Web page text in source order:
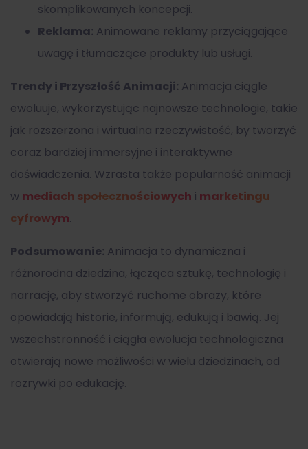
skomplikowanych koncepcji.
Reklama: Animowane reklamy przyciągające
uwagę i tłumaczące produkty lub usługi.
Trendy i Przyszłość Animacji: Animacja ciągle
ewoluuje, wykorzystując najnowsze technologie, takie
jak rozszerzona i wirtualna rzeczywistość, by tworzyć
coraz bardziej immersyjne i interaktywne
doświadczenia. Wzrasta także popularność animacji
w mediach społecznościowych i marketingu
cyfrowym.
Podsumowanie: Animacja to dynamiczna i
różnorodna dziedzina, łącząca sztukę, technologię i
narrację, aby stworzyć ruchome obrazy, które
opowiadają historie, informują, edukują i bawią. Jej
wszechstronność i ciągła ewolucja technologiczna
otwierają nowe możliwości w wielu dziedzinach, od
rozrywki po edukację.